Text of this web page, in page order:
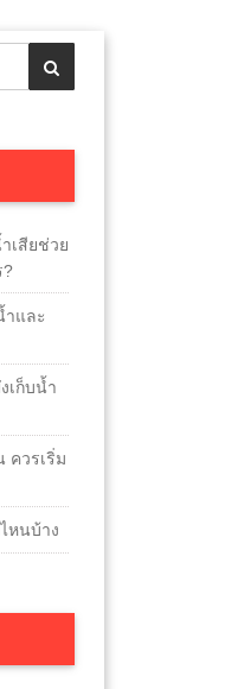
เสียช่วย
?
ำและ
เก็บน้ำ
ควรเริ่ม
หนบ้าง